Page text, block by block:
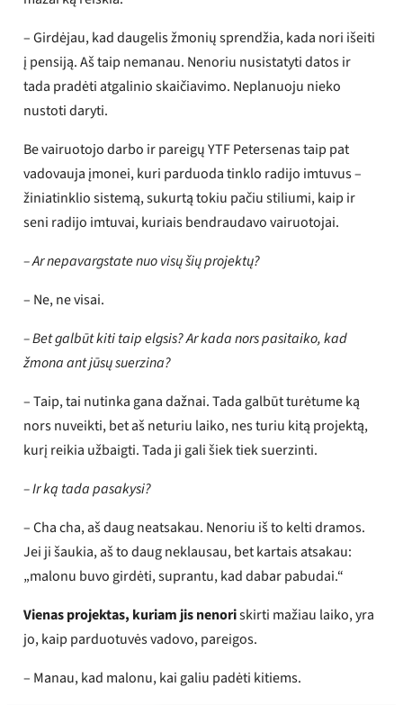
– Girdėjau, kad daugelis žmonių sprendžia, kada nori išeiti
į pensiją. Aš taip nemanau. Nenoriu nusistatyti datos ir
tada pradėti atgalinio skaičiavimo. Neplanuoju nieko
nustoti daryti.
Be vairuotojo darbo ir pareigų YTF Petersenas taip pat
vadovauja įmonei, kuri parduoda tinklo radijo imtuvus –
žiniatinklio sistemą, sukurtą tokiu pačiu stiliumi, kaip ir
seni radijo imtuvai, kuriais bendraudavo vairuotojai.
– Ar nepavargstate nuo visų šių projektų?
– Ne, ne visai.
– Bet galbūt kiti taip elgsis? Ar kada nors pasitaiko, kad
žmona ant jūsų suerzina?
– Taip, tai nutinka gana dažnai. Tada galbūt turėtume ką
nors nuveikti, bet aš neturiu laiko, nes turiu kitą projektą,
kurį reikia užbaigti. Tada ji gali šiek tiek suerzinti.
– Ir ką tada pasakysi?
– Cha cha, aš daug neatsakau. Nenoriu iš to kelti dramos.
Jei ji šaukia, aš to daug neklausau, bet kartais atsakau:
„malonu buvo girdėti, suprantu, kad dabar pabudai.“
Vienas projektas, kuriam jis nenoriskirti mažiau laiko, yra
jo, kaip parduotuvės vadovo, pareigos.
– Manau, kad malonu, kai galiu padėti kitiems.